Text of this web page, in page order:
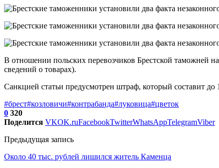
В отношении польских перевозчиков Брестской таможней
сведений о товарах).
Санкцией статьи предусмотрен штраф, который составит до
#брест#козловичи#контрабанда#луковица#цветок
0 320
Поделится VKOK.ruFacebookTwitterWhatsAppTelegramViber
Предыдущая запись
Около 40 тыс. рублей лишился житель Каменца